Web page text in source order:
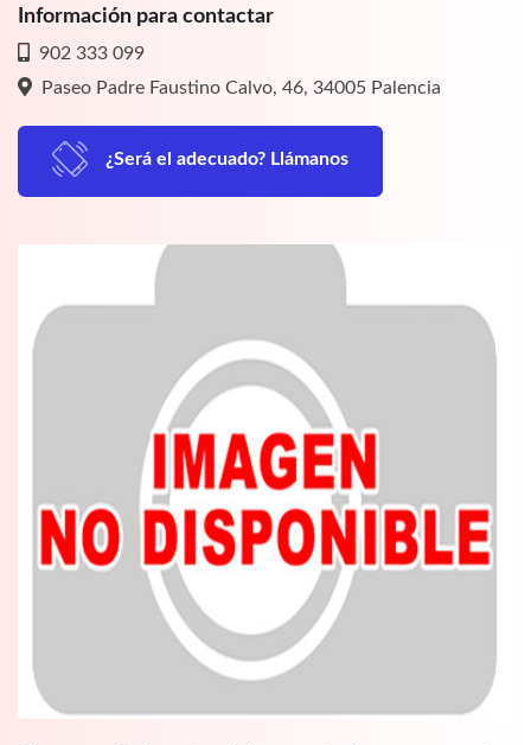
Información para contactar
902 333 099
Paseo Padre Faustino Calvo, 46, 34005 Palencia
¿Será el adecuado? Llámanos